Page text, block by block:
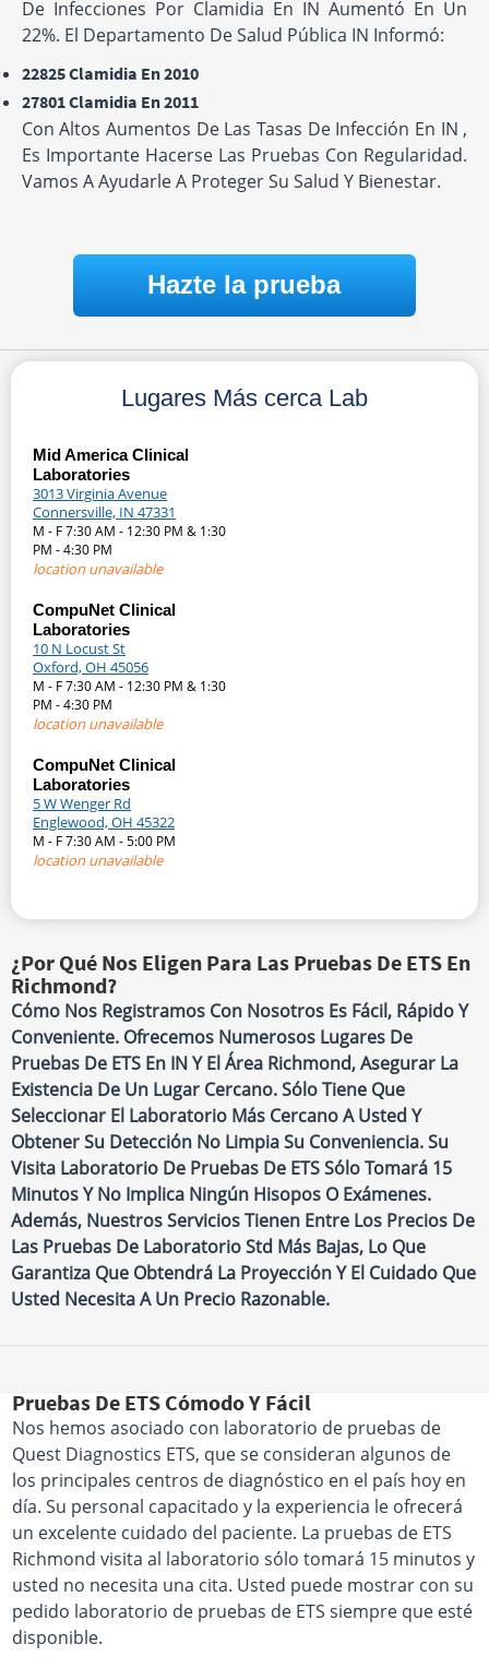
De Infecciones Por Clamidia En IN Aumentó En Un
22%. El Departamento De Salud Pública IN Informó:
22825 Clamidia En 2010
27801 Clamidia En 2011
Con Altos Aumentos De Las Tasas De Infección En IN ,
Es Importante Hacerse Las Pruebas Con Regularidad.
Vamos A Ayudarle A Proteger Su Salud Y Bienestar.
Hazte la prueba
Lugares Más cerca Lab
Mid America Clinical
Laboratories
3013 Virginia Avenue
Connersville, IN 47331
M - F 7:30 AM - 12:30 PM & 1:30
PM - 4:30 PM
location unavailable
CompuNet Clinical
Laboratories
10 N Locust St
Oxford, OH 45056
M - F 7:30 AM - 12:30 PM & 1:30
PM - 4:30 PM
location unavailable
CompuNet Clinical
Laboratories
5 W Wenger Rd
Englewood, OH 45322
M - F 7:30 AM - 5:00 PM
location unavailable
¿Por Qué Nos Eligen Para Las Pruebas De ETS En
Richmond?
Cómo Nos Registramos Con Nosotros Es Fácil, Rápido Y
Conveniente. Ofrecemos Numerosos Lugares De
Pruebas De ETS En IN Y El Área Richmond, Asegurar La
Existencia De Un Lugar Cercano. Sólo Tiene Que
Seleccionar El Laboratorio Más Cercano A Usted Y
Obtener Su Detección No Limpia Su Conveniencia. Su
Visita Laboratorio De Pruebas De ETS Sólo Tomará 15
Minutos Y No Implica Ningún Hisopos O Exámenes.
Además, Nuestros Servicios Tienen Entre Los Precios De
Las Pruebas De Laboratorio Std Más Bajas, Lo Que
Garantiza Que Obtendrá La Proyección Y El Cuidado Que
Usted Necesita A Un Precio Razonable.
Pruebas De ETS Cómodo Y Fácil
Nos hemos asociado con laboratorio de pruebas de
Quest Diagnostics ETS, que se consideran algunos de
los principales centros de diagnóstico en el país hoy en
día. Su personal capacitado y la experiencia le ofrecerá
un excelente cuidado del paciente. La pruebas de ETS
Richmond visita al laboratorio sólo tomará 15 minutos y
usted no necesita una cita. Usted puede mostrar con su
pedido laboratorio de pruebas de ETS siempre que esté
disponible.